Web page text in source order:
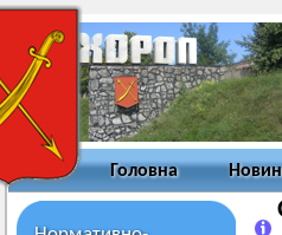
Головна